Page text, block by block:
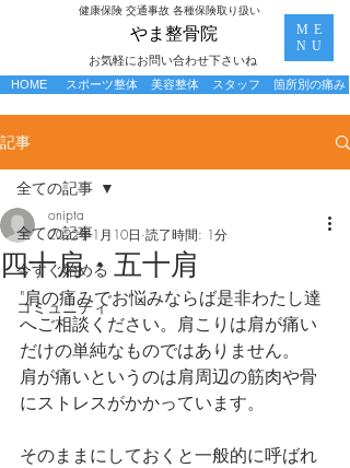
お気軽にお問い合わせ下さいね
​やま整骨院
​健康保険 交通事故 各種保険取り扱い
ME
NU
スポーツ整体 美容整体 箇所別の痛み
HOME スタッフ
記事
全ての記事
今すぐ始める
コミュニティ
全ての記事
四十肩・五十肩
onipta
2022年1月10日 読了時間: 1分
"肩の痛みでお悩みならば是非わたし達
へご相談ください。肩こりは肩が痛い
だけの単純なものではありません。
肩が痛いというのは肩周辺の筋肉や骨
にストレスがかかっています。
そのままにしておくと一般的に呼ばれ